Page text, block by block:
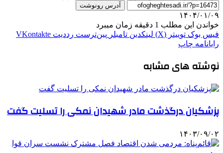
آدرس رونوشت
۱۴۰۴/۰۱/۰۹
خواندن این مطلب 1 دقیقه زمان میبرد
فیس بوک توییتر (X) لینکدین ‫تامبلر ‫پین‌ترست ‫رددیت ‫VKontakte
رایانامه چاپ
نوشته های مشابه
پزشکیان درگذشت مادر شهیدان نمکی را تسلیت گفت
۱۴۰۳/۰۹/۰۲